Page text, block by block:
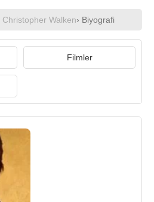
Christopher Walken› Biyografi
Filmler